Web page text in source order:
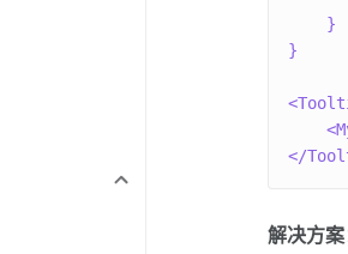
}
}
<
<
</
解决方案